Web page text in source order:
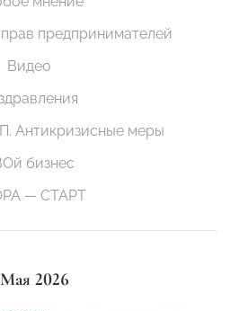
предпринимателей
Видео
Антикризисные меры
бизнес
— СТАРТ
2026